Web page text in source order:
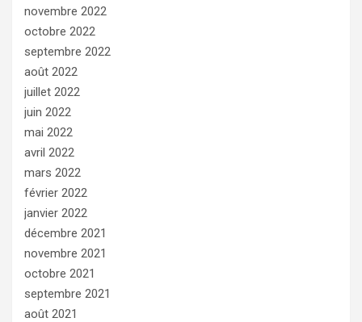
novembre 2022
octobre 2022
septembre 2022
août 2022
juillet 2022
juin 2022
mai 2022
avril 2022
mars 2022
février 2022
janvier 2022
décembre 2021
novembre 2021
octobre 2021
septembre 2021
août 2021